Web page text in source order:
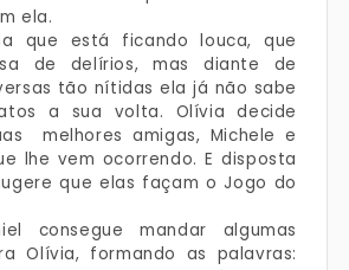
ela.
que está ficando louca, que
de delírios, mas diante de
tão nítidas ela já não sabe
a sua volta. Olívia decide
melhores amigas, Michele e
lhe vem ocorrendo. E disposta
que elas façam o Jogo do
consegue mandar algumas
Olívia, formando as palavras: